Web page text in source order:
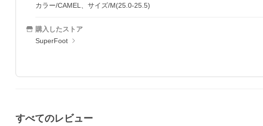
カラー/CAMEL、サイズ/M(25.0-25.5)
購入したストア
SuperFoot
すべてのレビュー